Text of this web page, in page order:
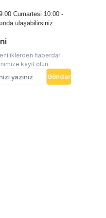
Cumartesi 10:00 -
ulaşabilirsiniz.
haberdar
kayıt olun.
Gönder